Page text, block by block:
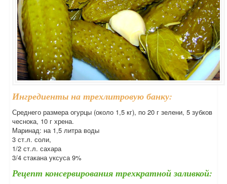
Ингредиенты на трехлитровую банку:
Среднего размера огурцы (около 1,5 кг), по 20 г зелени, 5 зубков
чеснока, 10 г хрена.
Маринад: на 1,5 литра воды
3 ст.л. соли,
1/2 ст.л. сахара
3/4 стакана уксуса 9%
Рецепт консервирования трехкратной заливкой: